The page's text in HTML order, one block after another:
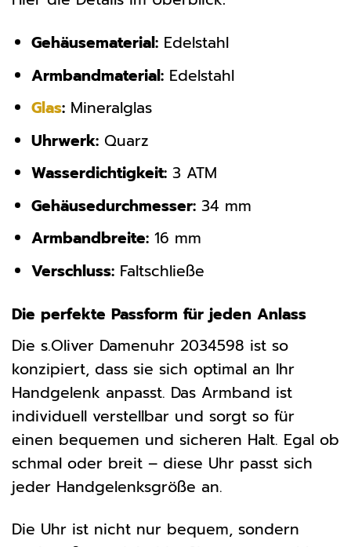
Gehäusematerial:Edelstahl
Armbandmaterial:Edelstahl
Glas:Mineralglas
Uhrwerk:Quarz
Wasserdichtigkeit:3 ATM
Gehäusedurchmesser:34 mm
Armbandbreite:16 mm
Verschluss:Faltschließe
Die perfekte Passform für jeden Anlass
Die s.Oliver Damenuhr 2034598 ist so
konzipiert, dass sie sich optimal an Ihr
Handgelenk anpasst. Das Armband ist
individuell verstellbar und sorgt so für
einen bequemen und sicheren Halt. Egal ob
schmal oder breit – diese Uhr passt sich
jeder Handgelenksgröße an.
Die Uhr ist nicht nur bequem, sondern